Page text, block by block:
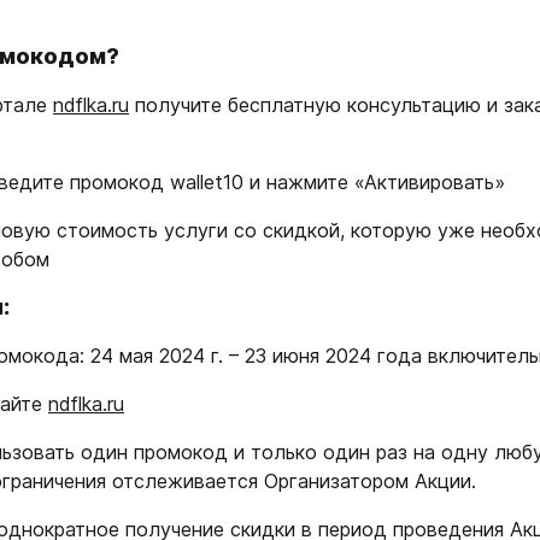
ndflka.ru получите бесплатную консультацию и
промокод wallet10 и нажмите «Активировать»
стоимость услуги со скидкой, которую уже
24 мая 2024 г. – 23 июня 2024 года
ndflka.ru
один промокод и только один раз на одну
отслеживается Организатором Акции.
получение скидки в период проведения